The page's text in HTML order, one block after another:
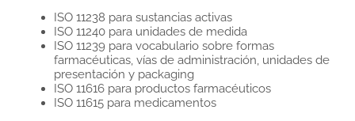
ISO 11238 para sustancias activas
ISO 11240 para unidades de medida
ISO 11239 para vocabulario sobre formas
farmacéuticas, vías de administración, unidades de
presentación y packaging
ISO 11616 para productos farmacéuticos
ISO 11615 para medicamentos